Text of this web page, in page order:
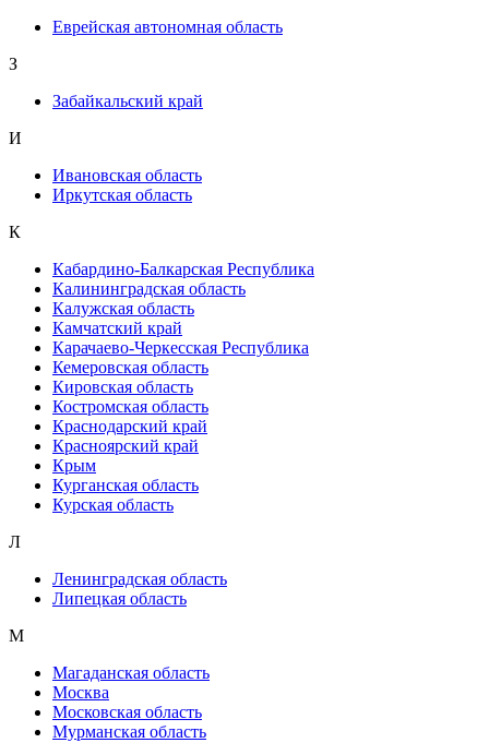
Еврейская автономная область
З
Забайкальский край
И
Ивановская область
Иркутская область
К
Кабардино-Балкарская Республика
Калининградская область
Калужская область
Камчатский край
Карачаево-Черкесская Республика
Кемеровская область
Кировская область
Костромская область
Краснодарский край
Красноярский край
Крым
Курганская область
Курская область
Л
Ленинградская область
Липецкая область
М
Магаданская область
Москва
Московская область
Мурманская область